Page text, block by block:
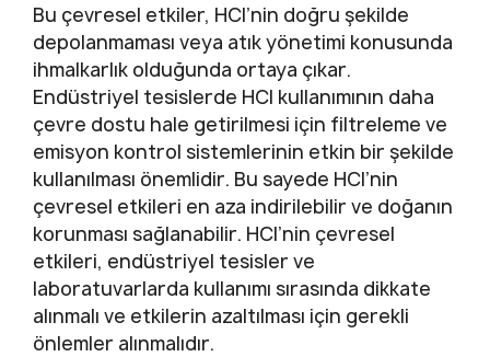
Bu çevresel etkiler, HCl’nin doğru şekilde
depolanmaması veya atık yönetimi konusunda
ihmalkarlık olduğunda ortaya çıkar.
Endüstriyel tesislerde HCl kullanımının daha
çevre dostu hale getirilmesi için filtreleme ve
emisyon kontrol sistemlerinin etkin bir şekilde
kullanılması önemlidir. Bu sayede HCl’nin
çevresel etkileri en aza indirilebilir ve doğanın
korunması sağlanabilir. HCl’nin çevresel
etkileri, endüstriyel tesisler ve
laboratuvarlarda kullanımı sırasında dikkate
alınmalı ve etkilerin azaltılması için gerekli
önlemler alınmalıdır.